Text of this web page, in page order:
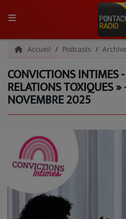
ACCUEIL
RADIO
QUI SOMMES-NOUS ?
L'ÉQUIPE
GRILLE DES PROGRAMMES
C'ÉTAIT QUOI CE TITRE ?
MÉDIAS
PODCASTS - SAISON 2026/2027
Accueil Podcasts
CONVICTIONS INTIMES
RELATIONS TOXIQUES
NOVEMBRE 2025